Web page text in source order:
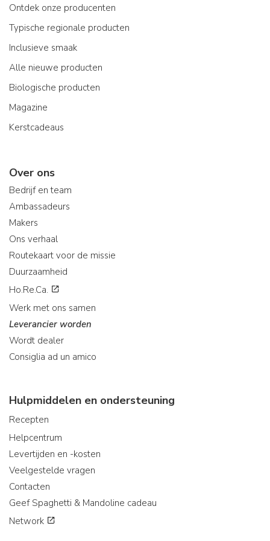
Ontdek onze producenten
Typische regionale producten
Inclusieve smaak
Alle nieuwe producten
Biologische producten
Magazine
Kerstcadeaus
Over ons
Bedrijf en team
Ambassadeurs
Makers
Ons verhaal
Routekaart voor de missie
Duurzaamheid
Ho.Re.Ca.
Werk met ons samen
Leverancier worden
Wordt dealer
Consiglia ad un amico
Hulpmiddelen en ondersteuning
Recepten
Helpcentrum
Levertijden en -kosten
Veelgestelde vragen
Contacten
Geef Spaghetti & Mandoline cadeau
Network